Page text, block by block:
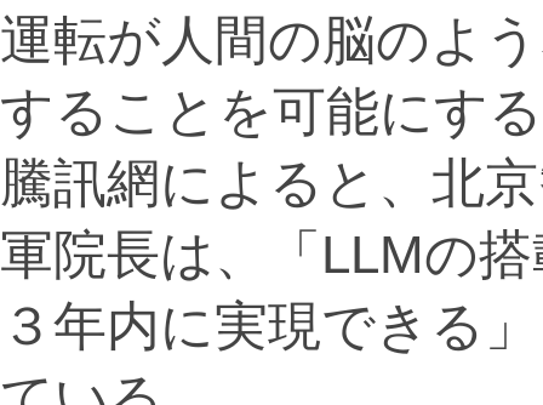
運転が人間の脳のよ
することを可能にす
騰訊網によると、北
軍院長は、「LLMの
３年内に実現できる